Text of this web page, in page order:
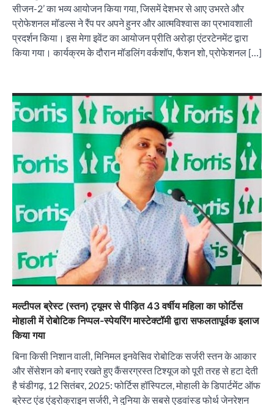
सीजन-2’ का भव्य आयोजन किया गया, जिसमें देशभर से आए उभरते और
प्रोफेशनल मॉडल्स ने रैंप पर अपने हुनर और आत्मविश्वास का प्रभावशाली
प्रदर्शन किया। इस मेगा इवेंट का आयोजन प्रीति अरोड़ा एंटरटेनमेंट द्वारा
किया गया। कार्यक्रम के दौरान मॉडलिंग वर्कशॉप, फैशन शो, प्रोफेशनल […]
मल्टीपल ब्रेस्ट (स्तन) ट्यूमर से पीड़ित 43 वर्षीय महिला का फोर्टिस
मोहाली में रोबोटिक निप्पल-स्पेयरिंग मास्टेक्टॉमी द्वारा सफलतापूर्वक इलाज
किया गया
बिना किसी निशान वाली, मिनिमल इनवेसिव रोबोटिक सर्जरी स्तन के आकार
और सेंसेशन को बनाए रखते हुए कैंसरग्रस्त टिश्यूज को पूरी तरह से हटा देती
है चंडीगढ़, 12 सितंबर, 2025: फोर्टिस हॉस्पिटल, मोहाली के डिपार्टमेंट ऑफ
ब्रेस्ट एंड एंड्रोक्राइन सर्जरी, ने दुनिया के सबसे एडवांस्ड फोर्थ जेनरेशन
“वोकल फॉर लोकल” से “लोकल टू ग्लोबल” की ओर भारत
का बढ़ता कदम, 12 से 15 अगस्त तक भारत मंडपम में होगा
भव्य भारत व्यापार महोत्सव : हरीश गर्ग
City uday August 6, 2026
3
सोलर एनर्जी वेंडर्स एसोसिएशन (सेवा) ने पंजाब में सौर
परियोजनाओं की बाधाओं को दूर करने के लिए पीएसपीसीएल
City uday August 6, 2026
4
सबूत : एच.एस. लक्की
City uday August 6, 2026
इंडियन नेशनल थियेटर द्वारा 9 अगस्त को होगा ‘वर्षा ऋतु